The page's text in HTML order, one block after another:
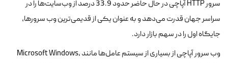
سرور HTTP آپاچی در حال حاضر حدود 33.9 درصد از وب‌سایت‌ها را در
سراسر جهان قدرت می‌دهد و به عنوان یکی از قدیمی‌ترین وب سرورها،
جایگاه اول را در سهم بازار دارد.
وب سرور آپاچی از بسیاری از سیستم عامل‌ها مانند Microsoft Windows،